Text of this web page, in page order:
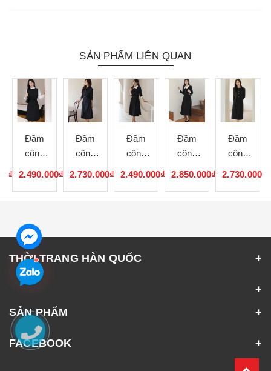
SẢN PHẨM LIÊN QUAN
Đầm
công
2.490.000₫
Đầm
công
2.730.000₫
Đầm
công
2.490.000₫
Đầm
công
2.850.000₫
Đầm
công
2.730.000₫
THỜI TRANG HÀN QUỐC
SẢN PHẨM
FACEBOOK